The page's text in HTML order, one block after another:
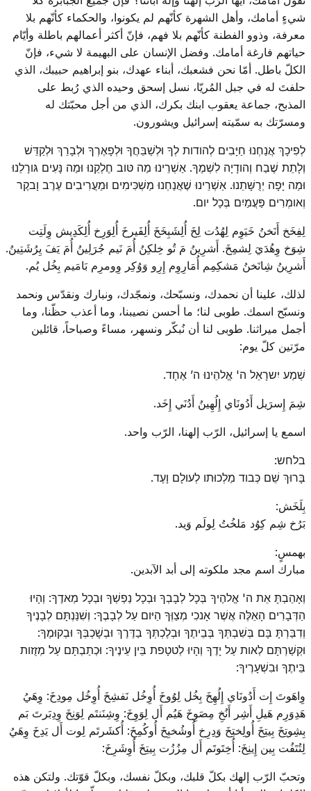
شيءٍ أمامك، وأهل الشهرة كأنّهم لم يكونوا، والحكماء كأنّهم بلا
معرفة، وذوو الفطنة كأنّهم بلا فهم، فإنّ أكثر أعمالهم باطلة وأيّام
حياتهم فارغة أمامك. وفضل الإنسان على البهيمة لا شيء، فإنّ
الكلّ باطل. أمّا نحن فشعبك، أبناء عهدك، بنو إبراهيم حبيبك، الذي
حلفتَ له في جبل المُريّا، نسل إسحق وحيده الذي رُبط على
المذبح، جماعة يعقوب ابنك بكرك، الذي من أجل محبّتك له
ومسرّتك به سمّيته إسرائيل ويشورون.
לְפִיכָךְ אֲנַחְנוּ חַיָּבִים לְהודות לְךָ וּלְשַׁבֵּחֲךָ וּלְפָאֶרְךָ וּלְבָרֵךְ וּלְקַדֵּשׁ
וְלָתֵת שֶׁבַח וְהודָיָה לִשְׁמֶךָ. אַשְׁרֵינוּ מַה טּוב חֶלְקֵנוּ וּמַה נָּעִים גּורָלֵנוּ
וּמַה יָּפָה יְרֻשָּׁתֵנוּ. אַשְׁרֵינוּ שֶׁאֲנַחְנוּ מַשְׁכִּימִים וּמַעֲרִיבִים עֶרֶב וָבקֶר
וְאומְרִים פַּעֲמַיִם בְּכָל יום.
لِفِخَخ أَنَخنُ خَيَوِم لِهُدُت لِخَ أُلِشَبِخَخَ أُلِفَيرخَ أُلِوَرِخ أُلِكَدِيش وِلَتِت
شِوَخ وِهُدَيَ لِشمِخَ. أَشرِينُ مَ تُو خِلكِنُ أُمَ نَيم جُرَلِينُ أُمَ يَفَ يِرُشَتِينُ.
أَشرِينُ شِانَخنُ مَشكِمِم أُمَارِوِم إِرِو وَوُكِر وِومرِم بَامَيم بِخُل يُم.
لذلك، علينا أن نحمدك، ونسبّحك، ونمجّدك، ونبارك ونقدّس ونحمد
ونسبّح اسمك. طوبى لنا؛ ما أحسن نصيبنا، وما أعذب حظّنا، وما
أجمل ميراثنا. طوبى لنا أن نُبكّر ونسهر، مساءً وصباحاً، قائلين
مرّتين كلّ يوم:
שְׁמַע יִשרָאֵל ה' אֱלהֵינוּ ה’ אֶחָד.
شِمَ إِسرَيل أَدُونَاي إِلُهِينُ أَدُنَي إِخَد.
اسمع يا إسرائيل، الرّب إلهنا، الرّب واحد.
בלחש:
בָּרוּךְ שֵׁם כְּבוד מַלְכוּתו לְעולָם וָעֶד.
بِلَخَش:
بَرُخ شِم كِوُد مَلخُتُ لِولَم وَيد.
بهمسٍ:
مبارك اسم مجد ملكوته إلى أبد الآبدين.
וְאָהַבְתָּ אֵת ה' אֱלהֶיךָ בְּכָל לְבָבְךָ וּבְכָל נַפְשְׁךָ וּבְכָל מְאדֶךָ: וְהָיוּ
הַדְּבָרִים הָאֵלֶּה אֲשֶׁר אָנכִי מְצַוְּךָ הַיּום עַל לְבָבֶךָ: וְשִׁנַּנְתָּם לְבָנֶיךָ
וְדִבַּרְתָּ בָּם בְּשִׁבְתְּךָ בְּבֵיתֶךָ וּבְלֶכְתְּךָ בַדֶּרֶךְ וּבְשָׁכְבְּךָ וּבְקוּמֶךָ:
וּקְשַׁרְתָּם לְאות עַל יָדֶךָ וְהָיוּ לְטטָפת בֵּין עֵינֶיךָ: וּכְתַבְתָּם עַל מְזֻזות
בֵּיתֶךָ וּבִשְׁעָרֶיךָ:
وِاهَوتَ إِت أَدُونَاي إِلُهِخَ بِخُل لِوُوخَ أُوِخُل نَفشِخَ أُوِخُل مِودِخَ: وِهَيُ
هَدِوَرِم هَيلِ أَشِر أَنُخِ مِصَوِخَ هَيُم أَل لِوَوِخَ: وِشِنَنتَم لِوَنِخَ وِدِبَرتَ بَم
بِشِوتِخَ بِيتِخَ أُولِختِخَ وَدِرِخ أُوشُخبِخَ أُوكُمِخَ: أُكشَرتَم لِوت أَل يَدِخَ وِهَيُ
لِتُتَفُت بِين إِينِخَ: أُخِتَوتَم أَل مِزُزُت بِيتِخَ أُوِشَرِخَ:
وتحبّ الرّب إلهك بكلّ قلبك، وبكلّ نفسك، وبكلّ قوّتك. ولتكن هذه